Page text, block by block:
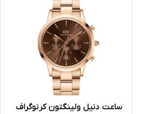
ساعت دنیل ولینگتون کرنوگراف